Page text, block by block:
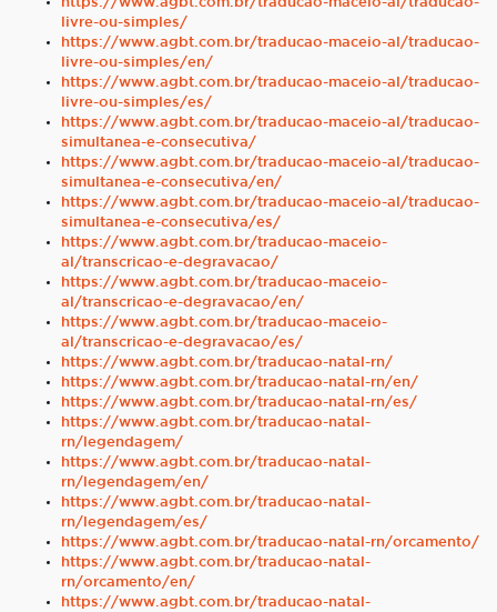
https://www.agbt.com.br/traducao-maceio-al/traducao-
livre-ou-simples/
https://www.agbt.com.br/traducao-maceio-al/traducao-
livre-ou-simples/en/
https://www.agbt.com.br/traducao-maceio-al/traducao-
livre-ou-simples/es/
https://www.agbt.com.br/traducao-maceio-al/traducao-
simultanea-e-consecutiva/
https://www.agbt.com.br/traducao-maceio-al/traducao-
simultanea-e-consecutiva/en/
https://www.agbt.com.br/traducao-maceio-al/traducao-
simultanea-e-consecutiva/es/
https://www.agbt.com.br/traducao-maceio-
al/transcricao-e-degravacao/
https://www.agbt.com.br/traducao-maceio-
al/transcricao-e-degravacao/en/
https://www.agbt.com.br/traducao-maceio-
al/transcricao-e-degravacao/es/
https://www.agbt.com.br/traducao-natal-rn/
https://www.agbt.com.br/traducao-natal-rn/en/
https://www.agbt.com.br/traducao-natal-rn/es/
https://www.agbt.com.br/traducao-natal-
rn/legendagem/
https://www.agbt.com.br/traducao-natal-
rn/legendagem/en/
https://www.agbt.com.br/traducao-natal-
rn/legendagem/es/
https://www.agbt.com.br/traducao-natal-rn/orcamento/
https://www.agbt.com.br/traducao-natal-
rn/orcamento/en/
https://www.agbt.com.br/traducao-natal-